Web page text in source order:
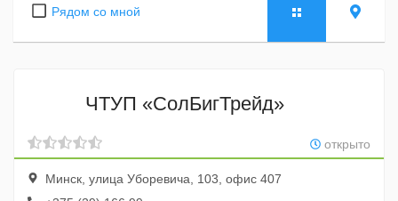
Рядом со мной
ЧТУП «СолБигТрейд»
открыто
Минск, улица Уборевича, 103, офис 407